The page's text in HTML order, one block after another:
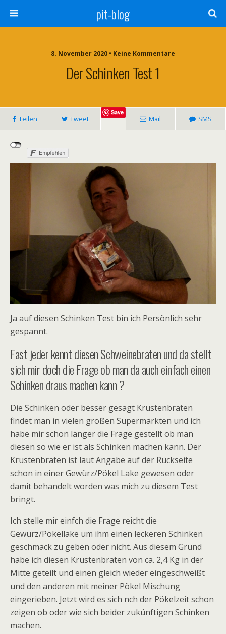
pit-blog
8. November 2020 • Keine Kommentare
Der Schinken Test 1
Teilen Tweet
Save
Mail SMS
Ja auf diesen Schinken Test bin ich Persönlich sehr
gespannt.
Fast jeder kennt diesen Schweinebraten und da stellt
sich mir doch die Frage ob man da auch einfach einen
Schinken draus machen kann ?
Die Schinken oder besser gesagt Krustenbraten
findet man in vielen großen Supermärkten und ich
habe mir schon länger die Frage gestellt ob man
diesen so wie er ist als Schinken machen kann. Der
Krustenbraten ist laut Angabe auf der Rückseite
schon in einer Gewürz/Pökel Lake gewesen oder
damit behandelt worden was mich zu diesem Test
bringt.
Ich stelle mir einfch die Frage reicht die
Gewürz/Pökellake um ihm einen leckeren Schinken
geschmack zu geben oder nicht. Aus diesem Grund
habe ich diesen Krustenbraten von ca. 2,4 Kg in der
Mitte geteilt und einen gleich wieder eingeschweißt
und den anderen mit meiner Pökel Mischung
eingerieben. Jetzt wird es sich nch der Pökelzeit schon
zeigen ob oder wie sich beider zukünftigen Schinken
machen.